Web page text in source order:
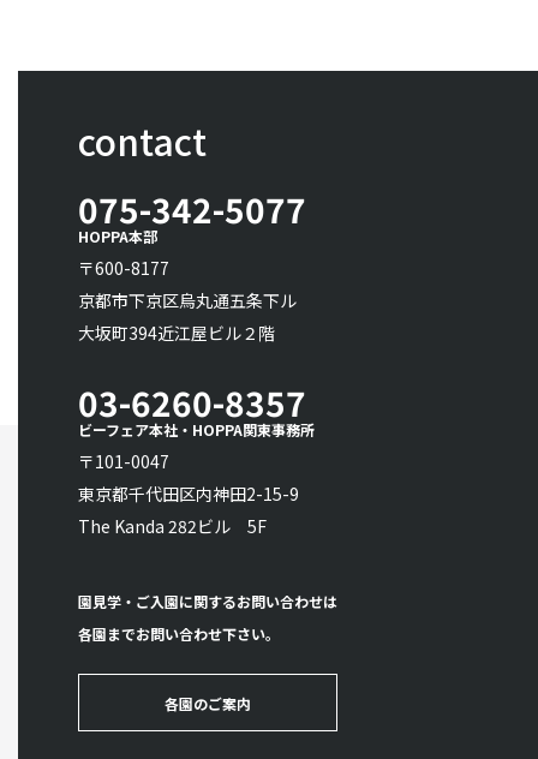
contact
075-342-5077
HOPPA本部
〒600-8177
京都市下京区烏丸通五条下ル
大坂町394近江屋ビル２階
03-6260-8357
ビーフェア本社・HOPPA関東事務所
〒101-0047
東京都千代田区内神田2-15-9
The Kanda 282ビル 5F
園見学・ご入園に関するお問い合わせは
各園までお問い合わせ下さい。
各園のご案内